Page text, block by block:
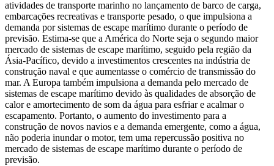
atividades de transporte marinho no lançamento de barco de carga,
embarcações recreativas e transporte pesado, o que impulsiona a
demanda por sistemas de escape marítimo durante o período de
previsão. Estima-se que a América do Norte seja o segundo maior
mercado de sistemas de escape marítimo, seguido pela região da
Ásia-Pacífico, devido a investimentos crescentes na indústria de
construção naval e que aumentasse o comércio de transmissão do
mar. A Europa também impulsiona a demanda pelo mercado de
sistemas de escape marítimo devido às qualidades de absorção de
calor e amortecimento de som da água para esfriar e acalmar o
escapamento. Portanto, o aumento do investimento para a
construção de novos navios e a demanda emergente, como a água,
não poderia inundar o motor, tem uma repercussão positiva no
mercado de sistemas de escape marítimo durante o período de
previsão.